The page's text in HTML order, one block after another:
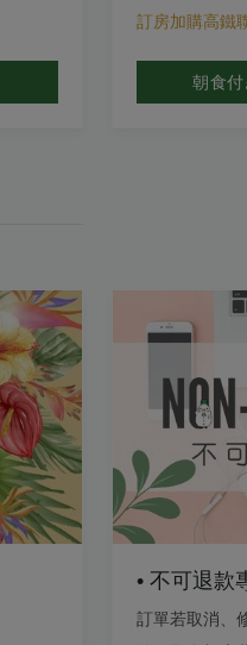
訂房加購高鐵
朝食付
• 不可退款
訂單若取消、